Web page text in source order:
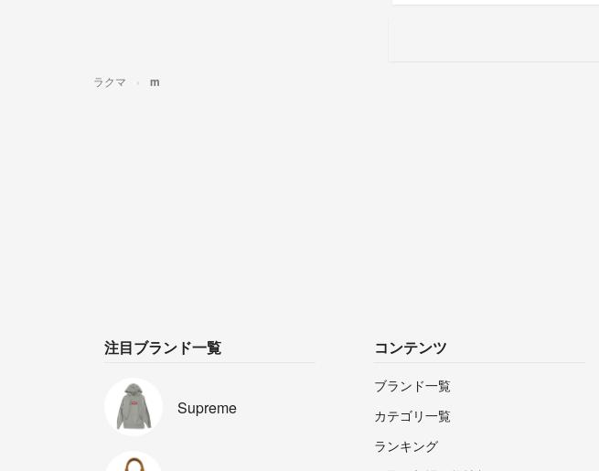
ラクマ m
注目ブランド一覧
Supreme
コンテンツ
ブランド一覧
カテゴリ一覧
ランキング